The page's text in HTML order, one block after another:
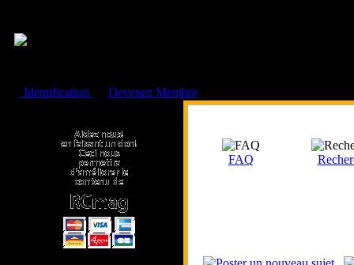
Identification
Devenez Membre
FAQ